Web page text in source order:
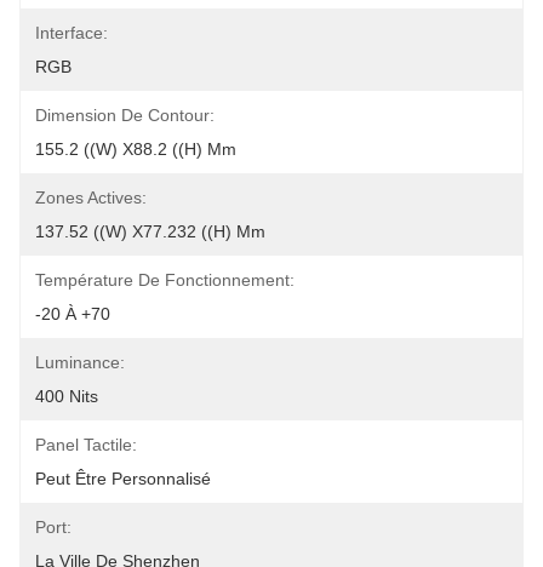
Interface:
RGB
Dimension De Contour:
155.2 ((W) X88.2 ((H) Mm
Zones Actives:
137.52 ((W) X77.232 ((H) Mm
Température De Fonctionnement:
-20 À +70
Luminance:
400 Nits
Panel Tactile:
Peut Être Personnalisé
Port:
La Ville De Shenzhen